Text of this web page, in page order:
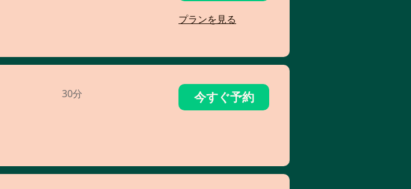
プランを見る
30分 今すぐ予約